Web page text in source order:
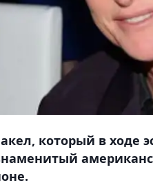
который в ходе